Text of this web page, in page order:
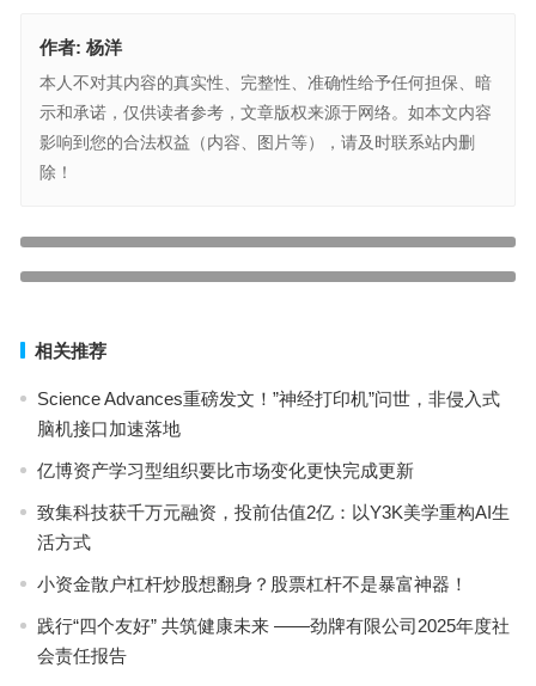
作者: 杨洋
本人不对其内容的真实性、完整性、准确性给予任何担保、暗
示和承诺，仅供读者参考，文章版权来源于网络。如本文内容
影响到您的合法权益（内容、图片等），请及时联系站内删
除！
相关推荐
Science Advances重磅发文！”神经打印机”问世，非侵入式
脑机接口加速落地
亿博资产学习型组织要比市场变化更快完成更新
致集科技获千万元融资，投前估值2亿：以Y3K美学重构AI生
活方式
小资金散户杠杆炒股想翻身？股票杠杆不是暴富神器！
践行“四个友好” 共筑健康未来 ——劲牌有限公司2025年度社
会责任报告